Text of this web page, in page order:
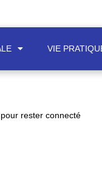
VIE
rester connecté